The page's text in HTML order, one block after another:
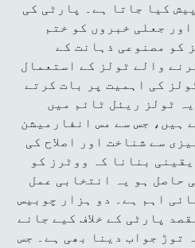
کیا جاتا ہے۔ پارٹی کی
جعلی خبروں کو ختم
کو مصنوعی ذہانت کے
والے ٹولز کے استعمال
کی اہمیت پر بات کرتے
ٹولز ریئل ٹائم میں
ہیں، جس سے مس انفارمیشن
سے شناخت اور اصلاح کی
بنانا کہ ووٹرز کو
حاصل ہو یہ انتخابی عمل
اہم ہے۔ دو ہزار چوبیس
پارٹی کے خلاف کیے جانے
توڑ جواب دینا بھی ہے۔ جس